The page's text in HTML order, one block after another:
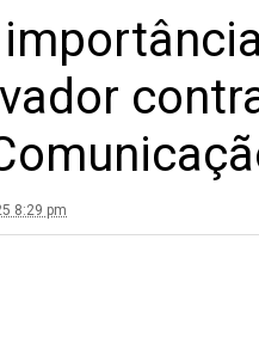
8:29 pm